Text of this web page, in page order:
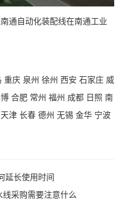
通自动化装配线在南通工业
重庆 泉州 徐州 西安 石家庄 威
合肥 常州 福州 成都 日照 南
天津 长春 德州 无锡 金华 宁波
延长使用时间
采购需要注意什么